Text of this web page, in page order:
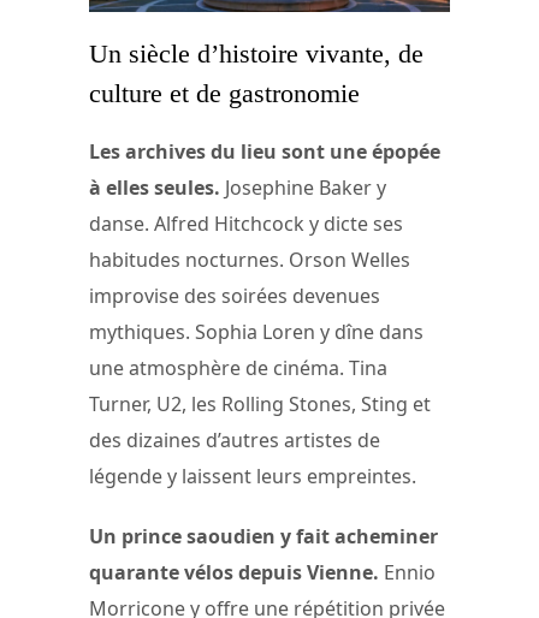
Un siècle d’histoire vivante, de
culture et de gastronomie
Les archives du lieu sont une épopée
à elles seules. Josephine Baker y
danse. Alfred Hitchcock y dicte ses
habitudes nocturnes. Orson Welles
improvise des soirées devenues
mythiques. Sophia Loren y dîne dans
une atmosphère de cinéma. Tina
Turner, U2, les Rolling Stones, Sting et
des dizaines d’autres artistes de
légende y laissent leurs empreintes.
Un prince saoudien y fait acheminer
quarante vélos depuis Vienne. Ennio
Morricone y offre une répétition privée